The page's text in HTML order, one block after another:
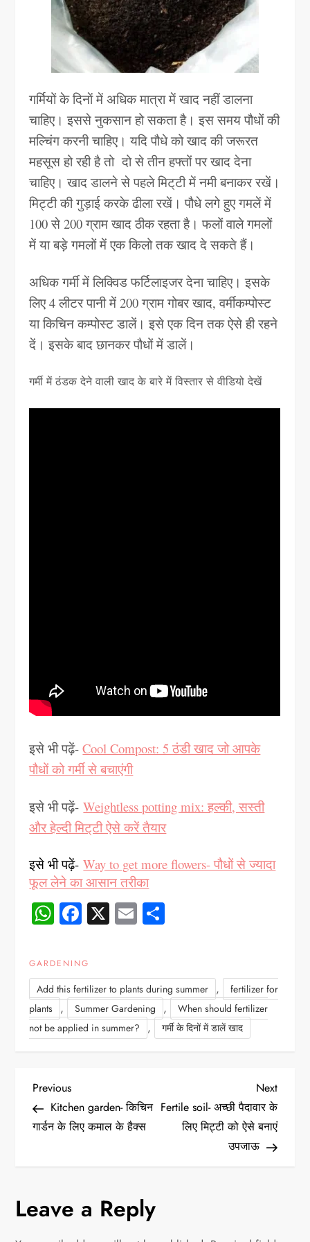
गर्मियों के दिनाें में अधिक मात्रा में खाद नहीं डालना
चाहिए। इससे नुकसान हो सकता है। इस समय पौधों की
मल्चिंग करनी चाहिए। यदि पौधे को खाद की जरूरत
महसूस हो रही है तो दो से तीन हफ्तों पर खाद देना
चाहिए। खाद डालने से पहले मिट्‌टी में नमी बनाकर रखें।
मिट्टी की गुड़ाई करके ढीला रखें। पौधे लगे हुए गमलें में
100 से 200 ग्राम खाद ठीक रहता है। फलों वाले गमलों
में या बड़े गमलों में एक किलो तक खाद दे सकते हैं।
अधिक गर्मी में लिक्विड फर्टिलाइजर देना चाहिए। इसके
लिए 4 लीटर पानी में 200 ग्राम गोबर खाद, वर्मीकम्पोस्ट
या किचिन कम्पोस्ट डालें। इसे एक दिन तक ऐसे ही रहने
दें। इसके बाद छानकर पौधों में डालें।
गर्मी में ठंडक देने वाली खाद के बारे में विस्तार से वीडियो देखें
इसे भी पढ़ें-Cool Compost: 5 ठंडी खाद जो आपके
पौधों को गर्मी से बचाएंगी
इसे भी पढ़ें-Weightless potting mix: हल्की, सस्ती
और हेल्दी मिट्‌टी ऐसे करें तैयार
इसे भी पढ़ें-Way to get more flowers- पौधों से ज्यादा
फूल लेने का आसान तरीका
WhatsApp
Facebook
X Email
GARDENING
Add this fertilizer to plants during summer ,
fertilizer for
plants , Summer Gardening ,
When should fertilizer
not be applied in summer?
, गर्मी के दिनों में डालें खाद
P
o
n
Previous
Post
Previous
Kitchen garden- किचिन
गार्डन के लिए कमाल के हैक्स
Next
Post
Next
Fertile soil- अच्छी पैदावार के
लिए मिट्टी को ऐसे बनाएं
उपजाऊ
Leave a Reply